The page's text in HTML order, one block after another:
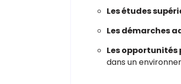
Les études
Les démarches
Les
dans un